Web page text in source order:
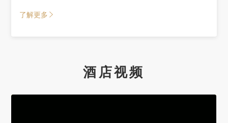
瓦红墙、碧水潺潺，繁华的长安街车流不息，令您感受到古
了解更多
酒店视频